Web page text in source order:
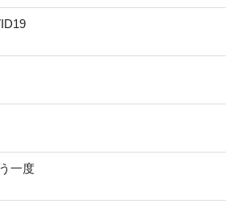
一度